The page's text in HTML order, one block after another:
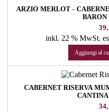
ARZIO MERLOT -
inkl. 22 % MwSt.
Aggiungi al
CABERNET RISERVA